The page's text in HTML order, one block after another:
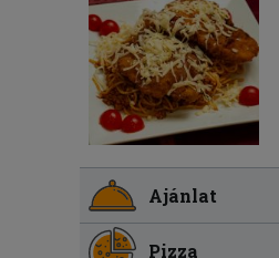
Ajánlat
Pizza